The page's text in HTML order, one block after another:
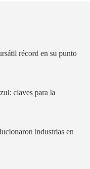
récord en su punto
claves para la
industrias en